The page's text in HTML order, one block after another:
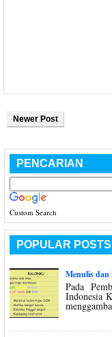
Newer Post
PENCARIAN
Custom Search
POPULAR POSTS
Menulis dan
Pada
Indonesia